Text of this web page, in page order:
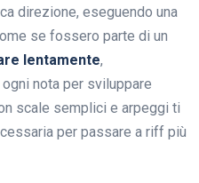
direzione, eseguendo una
se fossero parte di un
lentamente,
nota per sviluppare
scale semplici e arpeggi ti
per passare a riff più